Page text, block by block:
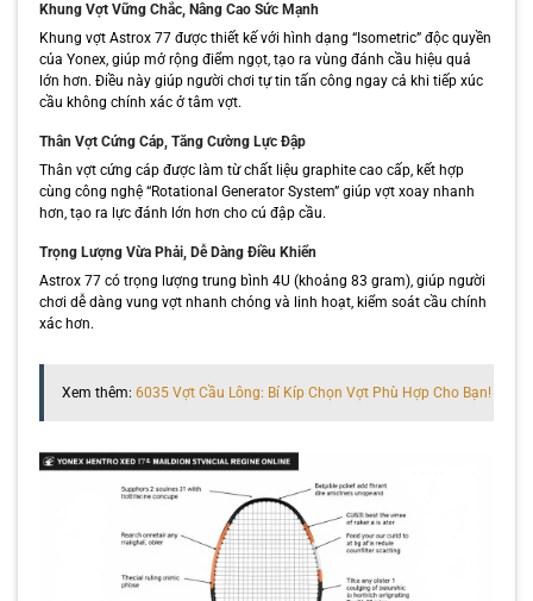
Khung Vợt Vững Chắc, Nâng Cao Sức Mạnh
Khung vợt Astrox 77 được thiết kế với hình dạng “Isometric” độc quyền
của Yonex, giúp mở rộng điểm ngọt, tạo ra vùng đánh cầu hiệu quả
lớn hơn. Điều này giúp người chơi tự tin tấn công ngay cả khi tiếp xúc
cầu không chính xác ở tâm vợt.
Thân Vợt Cứng Cáp, Tăng Cường Lực Đập
Thân vợt cứng cáp được làm từ chất liệu graphite cao cấp, kết hợp
cùng công nghệ “Rotational Generator System” giúp vợt xoay nhanh
hơn, tạo ra lực đánh lớn hơn cho cú đập cầu.
Trọng Lượng Vừa Phải, Dễ Dàng Điều Khiển
Astrox 77 có trọng lượng trung bình 4U (khoảng 83 gram), giúp người
chơi dễ dàng vung vợt nhanh chóng và linh hoạt, kiểm soát cầu chính
xác hơn.
Xem thêm: 6035 Vợt Cầu Lông: Bí Kíp Chọn Vợt Phù Hợp Cho Bạn!